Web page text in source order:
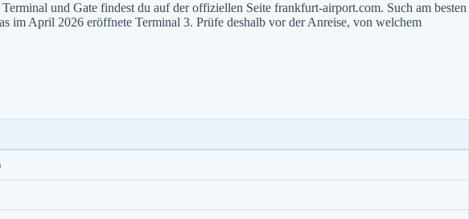
und Gate findest du auf der offiziellen Seite frankfurt-airport.com. Such am besten
im April 2026 eröffnete Terminal 3. Prüfe deshalb vor der Anreise, von welchem